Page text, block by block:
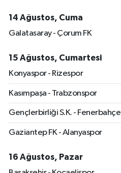
14 Ağustos, Cuma
Galatasaray - Çorum FK
15 Ağustos, Cumartesi
Konyaspor - Rizespor
Kasımpaşa - Trabzonspor
Gençlerbirliği S.K. - Fenerbahçe
Gaziantep FK - Alanyaspor
16 Ağustos, Pazar